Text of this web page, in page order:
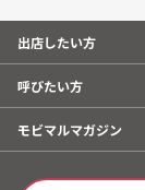
出店したい方
呼びたい方
モビマルマガジン